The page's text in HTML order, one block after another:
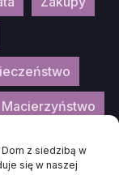
z siedzibą w
się w naszej
Macierzyństwo